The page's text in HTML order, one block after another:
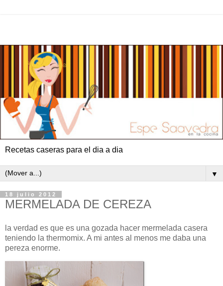
Recetas caseras para el dia a dia
▼
18 julio 2012
MERMELADA DE CEREZA
la verdad es que es una gozada hacer mermelada casera
teniendo la thermomix. A mi antes al menos me daba una
pereza enorme.